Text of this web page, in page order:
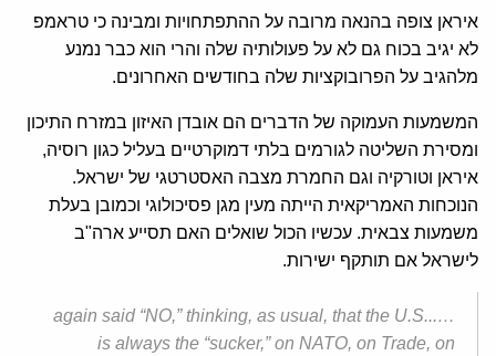
איראן צופה בהנאה מרובה על ההתפתחויות ומבינה כי טראמפ
לא יגיב בכוח גם לא על פעולותיה שלה והרי הוא כבר נמנע
מלהגיב על הפרובוקציות שלה בחודשים האחרונים.
המשמעות העמוקה של הדברים הם אובדן האיזון במזרח התיכון
ומסירת השליטה לגורמים בלתי דמוקרטיים בעליל כגון רוסיה,
איראן וטורקיה וגם החמרת מצבה האסטרטגי של ישראל.
הנוכחות האמריקאית הייתה מעין מגן פסיכולוגי וכמובן בעלת
משמעות צבאית. עכשיו הכול שואלים האם תסייע ארה"ב
לישראל אם תותקף ישירות.
…..again said “NO,” thinking, as usual, that the U.S.
is always the “sucker,” on NATO, on Trade, on